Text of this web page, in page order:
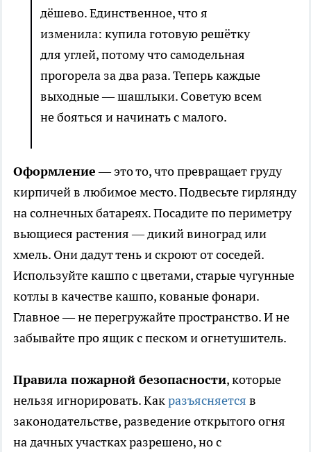
дёшево. Единственное, что я
изменила: купила готовую решётку
для углей, потому что самодельная
прогорела за два раза. Теперь каждые
выходные — шашлыки. Советую всем
не бояться и начинать с малого.
Оформление— это то, что превращает груду
кирпичей в любимое место. Подвесьте гирлянду
на солнечных батареях. Посадите по периметру
вьющиеся растения — дикий виноград или
хмель. Они дадут тень и скроют от соседей.
Используйте кашпо с цветами, старые чугунные
котлы в качестве кашпо, кованые фонари.
Главное — не перегружайте пространство. И не
забывайте про ящик с песком и огнетушитель.
Правила пожарной безопасности, которые
нельзя игнорировать. Какразъясняется в
законодательстве, разведение открытого огня
на дачных участках разрешено, но с